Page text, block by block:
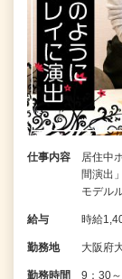
仕事内容
居住中
間演出
モデル
給与 時給
勤務地 大阪府
勤務時間 9：30